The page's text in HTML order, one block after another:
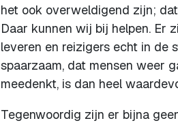
het ook overweldigend zijn;
Daar kunnen wij bij helpen. Er
leveren en reizigers echt in de
spaarzaam, dat mensen weer
meedenkt, is dan heel
Tegenwoordig zijn er bijna